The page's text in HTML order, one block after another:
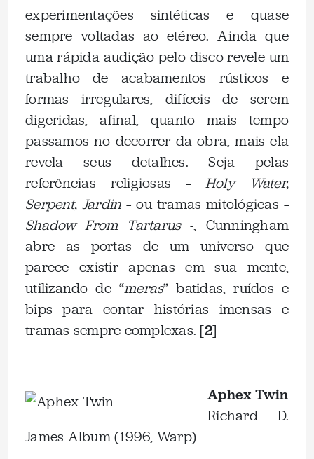
experimentações sintéticas e quase
sempre voltadas ao etéreo. Ainda que
uma rápida audição pelo disco revele um
trabalho de acabamentos rústicos e
formas irregulares, difíceis de serem
digeridas, afinal, quanto mais tempo
passamos no decorrer da obra, mais ela
revela seus detalhes. Seja pelas
referências religiosas – Holy Water,
Serpent, Jardin – ou tramas mitológicas –
Shadow From Tartarus-, Cunningham
abre as portas de um universo que
parece existir apenas em sua mente,
utilizando de “meras” batidas, ruídos e
bips para contar histórias imensas e
tramas sempre complexas. [2]
Aphex Twin
Richard D.
James Album (1996, Warp)